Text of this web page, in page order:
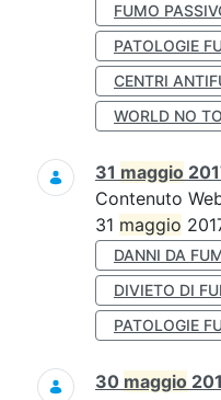
FUMO
PATOLOGIE
CENTRI
WORLD NO
31 maggio
Contenuto
31 maggio
DANNI DA
DIVIETO DI
PATOLOGIE
30 maggio